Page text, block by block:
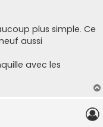
plus simple. Ce
aussi
avec les